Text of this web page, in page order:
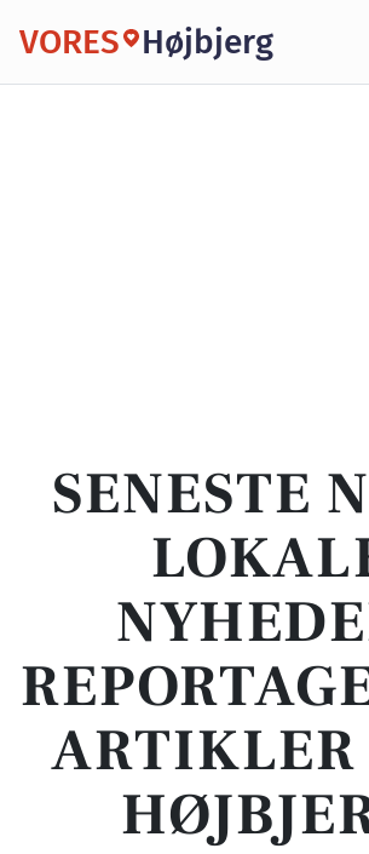
VORES Højbjerg
SENESTE
ARTIKLER